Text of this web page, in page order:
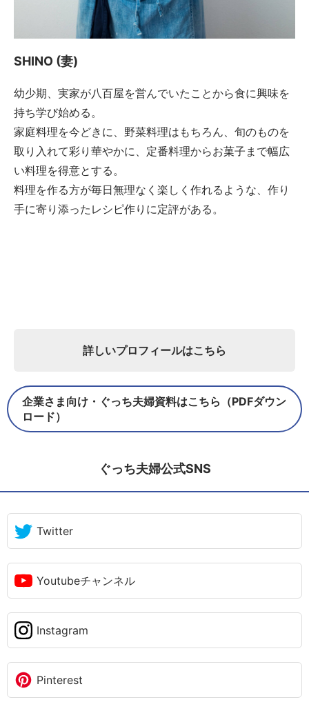
SHINO (妻)
幼少期、実家が八百屋を営んでいたことから食に興味を
持ち学び始める。
家庭料理を今どきに、野菜料理はもちろん、旬のものを
取り入れて彩り華やかに、定番料理からお菓子まで幅広
い料理を得意とする。
料理を作る方が毎日無理なく楽しく作れるような、作り
手に寄り添ったレシピ作りに定評がある。
詳しいプロフィールはこちら
企業さま向け・ぐっち夫婦資料はこちら（PDFダウン
ロード）
ぐっち夫婦公式SNS
Twitter
Youtubeチャンネル
Instagram
Pinterest